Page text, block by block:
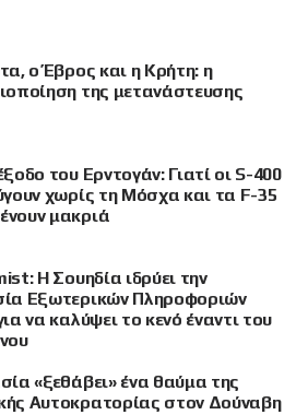
ο Έβρος και η Κρήτη: η
της μετανάστευσης
του Ερντογάν: Γιατί οι S-400
χωρίς τη Μόσχα και τα F-35
μακριά
Η Σουηδία ιδρύει την
Εξωτερικών Πληροφοριών
να καλύψει το κενό έναντι του
«ξεθάβει» ένα θαύμα της
Αυτοκρατορίας στον Δούναβη